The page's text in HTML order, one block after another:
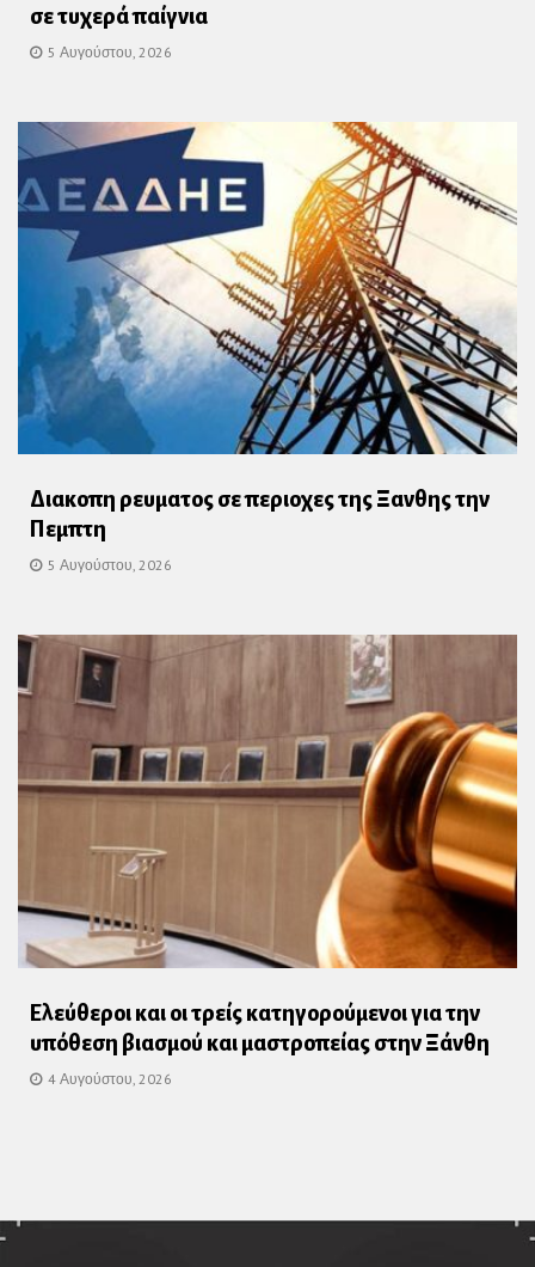
σε τυχερά παίγνια
5 Αυγούστου, 2026
Διακοπη ρευματος σε περιοχες της Ξανθης την
Πεμπτη
5 Αυγούστου, 2026
Ελεύθεροι και οι τρείς κατηγορούμενοι για την
υπόθεση βιασμού και μαστροπείας στην Ξάνθη
4 Αυγούστου, 2026